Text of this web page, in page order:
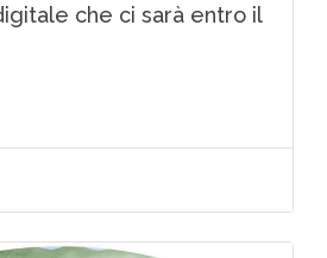
che ci sarà entro il